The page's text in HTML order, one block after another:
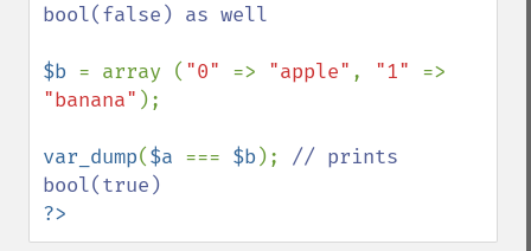
bool(false) as well
$b = array ( "0" => "apple" , "1"
"banana" );
var_dump($a === $b); // prints
?>